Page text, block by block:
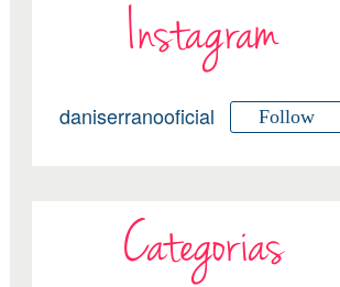
Instagram
daniserranooficial Follow
Categorias